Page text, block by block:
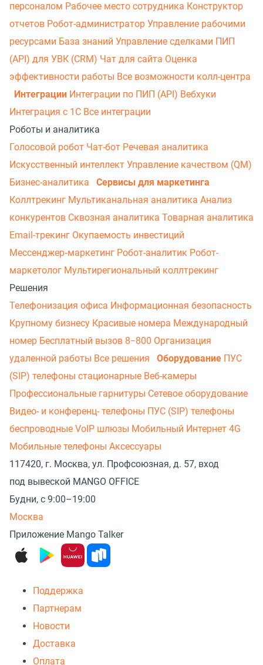
персоналом Рабочее место сотрудника Конструктор
отчетов Робот-администратор Управление рабочими
ресурсами База знаний Управление сделками ПИП
(API) для УВК (CRM) Чат для сайта Оценка
эффективности работы Все возможности колл-центра
Интеграции Интеграции по ПИП (API) Вебхуки
Интеграция с 1С Все интеграции
Роботы и аналитика
Голосовой робот Чат-бот Речевая аналитика
Искусственный интеллект Управление качеством (QM)
Бизнес-аналитика
Сервисы для маркетинга
Коллтрекинг Мультиканальная аналитика Анализ
конкурентов Сквозная аналитика Товарная аналитика
Email-трекинг Окупаемость инвестиций
Мессенджер‑маркетинг Робот-аналитик Робот-
маркетолог Мультирегиональный коллтрекинг
Решения
Телефонизация офиса Информационная безопасность
Крупному бизнесу Красивые номера Международный
номер Бесплатный вызов 8−800 Организация
удаленной работы Все решения Оборудование ПУС
(SIP) телефоны стационарные Веб-камеры
Профессиональные гарнитуры Сетевое оборудование
Видео- и конференц- телефоны ПУС (SIP) телефоны
беспроводные VoIP шлюзы Мобильный Интернет 4G
Мобильные телефоны Аксессуары
117420, г. Москва, ул. Профсоюзная, д. 57, вход
под вывеской MANGO OFFICE
Будни, с 9:00–19:00
Москва
Приложение Mango Talker
Поддержка
Партнерам
Новости
Доставка
Оплата